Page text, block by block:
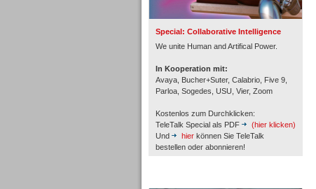
Special: Collaborative Intelligence
We unite Human and Artifical Power.
In Kooperation mit:
Avaya, Bucher+Suter, Calabrio, Five 9,
Parloa, Sogedes, USU, Vier, Zoom
Kostenlos zum Durchklicken:
TeleTalk Special als PDF
(hier klicken)
Und
hier können Sie TeleTalk
bestellen oder abonnieren!